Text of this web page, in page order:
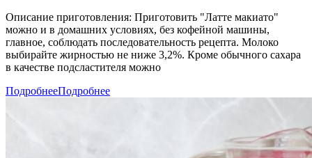
Описание приготовления: Приготовить "Латте макиато"
можно и в домашних условиях, без кофейной машины,
главное, соблюдать последовательность рецепта. Молоко
выбирайте жирностью не ниже 3,2%. Кроме обычного сахара
в качестве подсластителя можно
ПодробнееПодробнее